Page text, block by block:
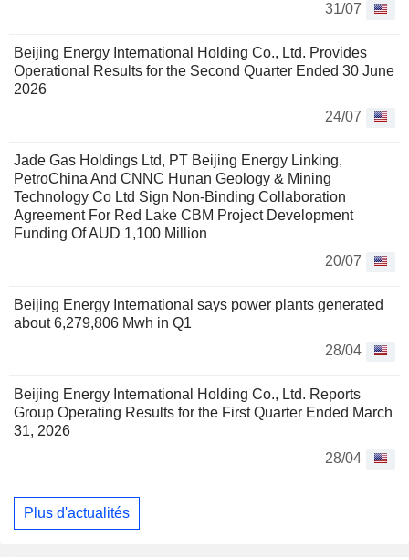
31/07
Beijing Energy International Holding Co., Ltd. Provides
Operational Results for the Second Quarter Ended 30 June
2026
24/07
Jade Gas Holdings Ltd, PT Beijing Energy Linking,
PetroChina And CNNC Hunan Geology & Mining
Technology Co Ltd Sign Non-Binding Collaboration
Agreement For Red Lake CBM Project Development
Funding Of AUD 1,100 Million
20/07
Beijing Energy International says power plants generated
about 6,279,806 Mwh in Q1
28/04
Beijing Energy International Holding Co., Ltd. Reports
Group Operating Results for the First Quarter Ended March
31, 2026
28/04
Plus d'actualités